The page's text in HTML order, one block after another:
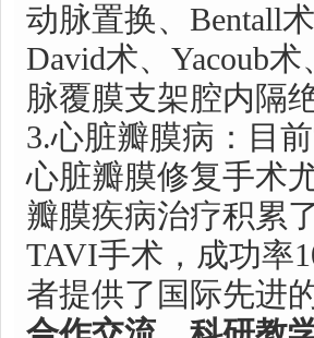
动脉置换、Bentall
David术、Yacoub
脉覆膜支架腔内隔绝
3.心脏瓣膜病：目
心脏瓣膜修复手术
瓣膜疾病治疗积累
TAVI手术，成功率
者提供了国际先进